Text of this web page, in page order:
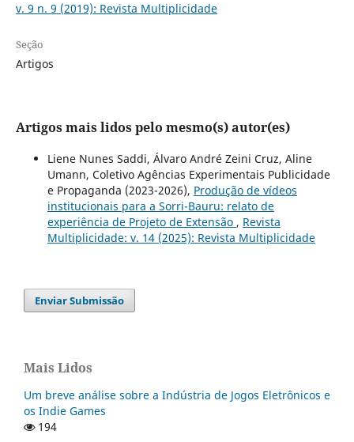
v. 9 n. 9 (2019): Revista Multiplicidade
Seção
Artigos
Artigos mais lidos pelo mesmo(s) autor(es)
Liene Nunes Saddi, Álvaro André Zeini Cruz, Aline
Umann, Coletivo Agências Experimentais Publicidade
e Propaganda (2023-2026), Produção de vídeos
institucionais para a Sorri-Bauru: relato de
experiência de Projeto de Extensão , Revista
Multiplicidade: v. 14 (2025): Revista Multiplicidade
Enviar Submissão
Mais Lidos
Um breve análise sobre a Indústria de Jogos Eletrônicos e
os Indie Games
194